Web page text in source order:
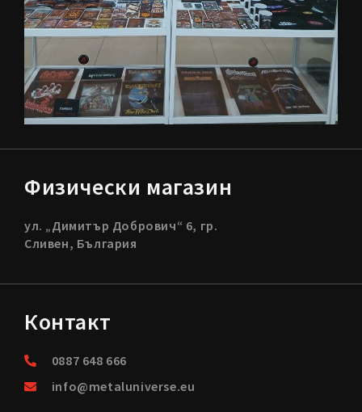
Физически магазин
ул. „Димитър Добрович“ 6, гр.
Сливен, България
Контакт
0887 648 666
info@metaluniverse.eu